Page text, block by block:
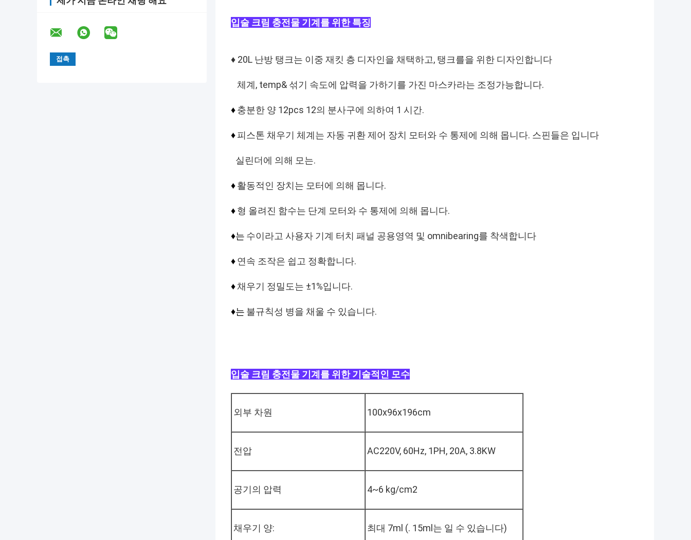
입술 크림 충전물 기계를 위한 특징
♦ 20L 난방 탱크는 이중 재킷 층 디자인을 채택하고, 탱크를을 위한 디자인합니다
체계, temp& 섞기 속도에 압력을 가하기를 가진 마스카라는 조정가능합니다.
♦ 충분한 양 12pcs 12의 분사구에 의하여 1 시간.
♦ 피스톤 채우기 체계는 자동 귀환 제어 장치 모터와 수 통제에 의해 몹니다. 스핀들은 입니다
실린더에 의해 모는.
♦ 활동적인 장치는 모터에 의해 몹니다.
♦ 형 올려진 함수는 단계 모터와 수 통제에 의해 몹니다.
♦는 수이라고 사용자 기계 터치 패널 공용영역 및 omnibearing를 착색합니다
♦ 연속 조작은 쉽고 정확합니다.
♦ 채우기 정밀도는 ±1%입니다.
♦는 불규칙성 병을 채울 수 있습니다.
입술 크림 충전물 기계를 위한 기술적인 모수
외부 차원 100x96x196cm
전압 AC220V, 60Hz, 1PH, 20A, 3.8KW
공기의 압력 4~6 kg/cm2
채우기 양: 최대 7ml (. 15ml는 일 수 있습니다)